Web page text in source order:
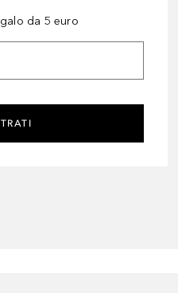
da 5 euro